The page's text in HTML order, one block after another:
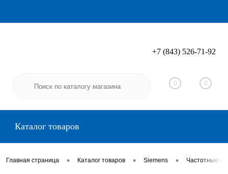
Вход Регистрация
+7 (843) 526-71-92
0 0
Каталог товаров
Главная страница • Каталог товаров • Siemens • Частотные